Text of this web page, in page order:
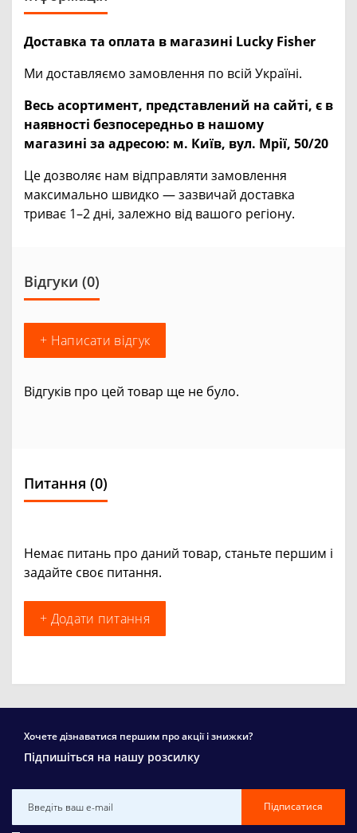
Доставка та оплата в магазині Lucky Fisher
Ми доставляємо замовлення по всій Україні.
Весь асортимент, представлений на сайті, є в
наявності безпосередньо в нашому
магазині за адресою: м. Київ, вул. Мрії, 50/20
Це дозволяє нам відправляти замовлення
максимально швидко — зазвичай доставка
триває 1–2 дні, залежно від вашого регіону.
Відгуки (0)
+ Написати відгук
Відгуків про цей товар ще не було.
Питання (0)
Немає питань про даний товар, станьте першим і
задайте своє питання.
+ Додати питання
Хочете дізнаватися першим про акції і знижки?
Підпишіться на нашу розсилку
Підписатися